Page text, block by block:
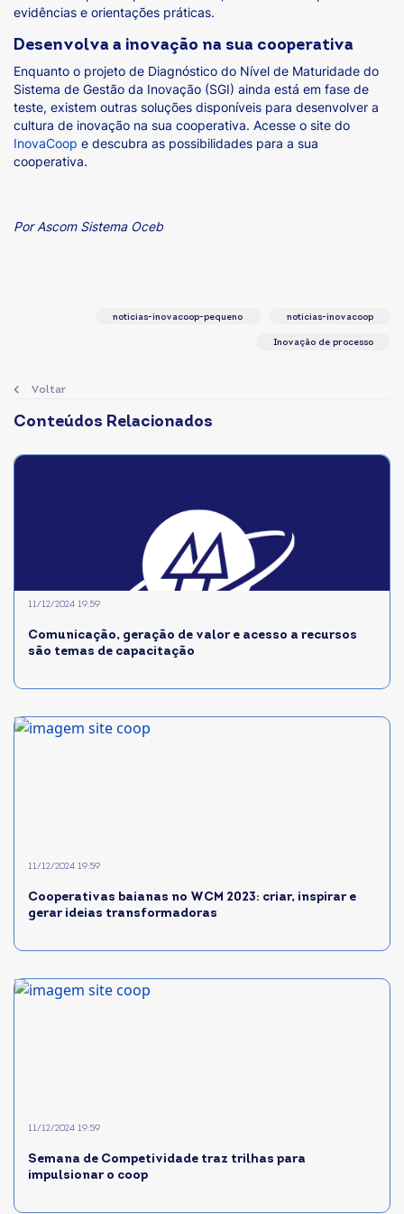
evidências e orientações práticas.
Desenvolva a inovação na sua cooperativa
Enquanto o projeto de Diagnóstico do Nível de Maturidade do
Sistema de Gestão da Inovação (SGI) ainda está em fase de
teste, existem outras soluções disponíveis para desenvolver a
cultura de inovação na sua cooperativa. Acesse o site do
InovaCoop e descubra as possibilidades para a sua
cooperativa.
Por Ascom Sistema Oceb
Voltar
noticias-inovacoop-pequeno noticias-inovacoop
Inovação de processo
Conteúdos Relacionados
Comunicação, geração de valor e acesso a recursos
são temas de capacitação
11/12/2024 19:59
Cooperativas baianas no WCM 2023: criar, inspirar e
gerar ideias transformadoras
11/12/2024 19:59
Semana de Competividade traz trilhas para
impulsionar o coop
11/12/2024 19:59